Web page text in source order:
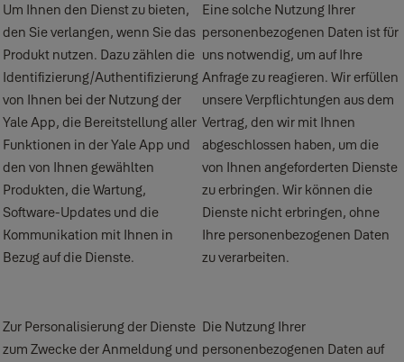
Um Ihnen den Dienst zu bieten,
den Sie verlangen, wenn Sie das
Produkt nutzen. Dazu zählen die
Identifizierung/Authentifizierung
von Ihnen bei der Nutzung der
Yale App, die Bereitstellung aller
Funktionen in der Yale App und
den von Ihnen gewählten
Produkten, die Wartung,
Software-Updates und die
Kommunikation mit Ihnen in
Bezug auf die Dienste.
Eine solche Nutzung Ihrer
personenbezogenen Daten ist für
uns notwendig, um auf Ihre
Anfrage zu reagieren. Wir erfüllen
unsere Verpflichtungen aus dem
Vertrag, den wir mit Ihnen
abgeschlossen haben, um die
von Ihnen angeforderten Dienste
zu erbringen. Wir können die
Dienste nicht erbringen, ohne
Ihre personenbezogenen Daten
zu verarbeiten.
Zur Personalisierung der Dienste
zum Zwecke der Anmeldung und
Die Nutzung Ihrer
personenbezogenen Daten auf